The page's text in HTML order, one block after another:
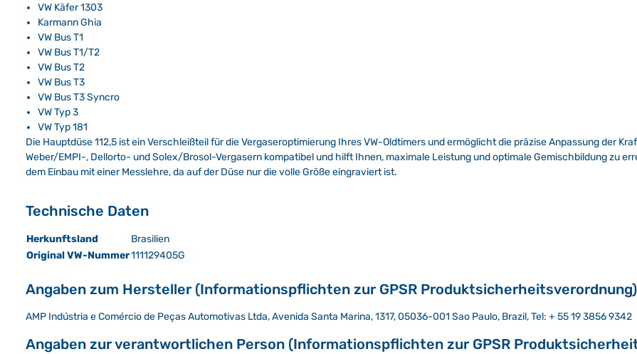
VW Käfer 1303
Karmann Ghia
VW Bus T1
VW Bus T1/T2
VW Bus T2
VW Bus T3
VW Bus T3 Syncro
VW Typ 3
VW Typ 181
Die Hauptdüse 112,5 ist ein Verschleißteil für die Vergaseroptimierung Ihres VW-Oldtimers und ermöglicht die präzise Anpassung der
Weber/EMPI-, Dellorto- und Solex/Brosol-Vergasern kompatibel und hilft Ihnen, maximale Leistung und optimale Gemischbildung zu
dem Einbau mit einer Messlehre, da auf der Düse nur die volle Größe eingraviert ist.
Technische Daten
Herkunftsland
Brasilien
Original VW-Nummer111129405G
Angaben zum Hersteller (Informationspflichten zur GPSR Produktsicherheitsverordnung)
AMP Indústria e Comércio de Peças Automotivas Ltda, Avenida Santa Marina, 1317, 05036-001 Sao Paulo, Brazil, Tel: + 55 19 3856 9342
Angaben zur verantwortlichen Person (Informationspflichten zur GPSR